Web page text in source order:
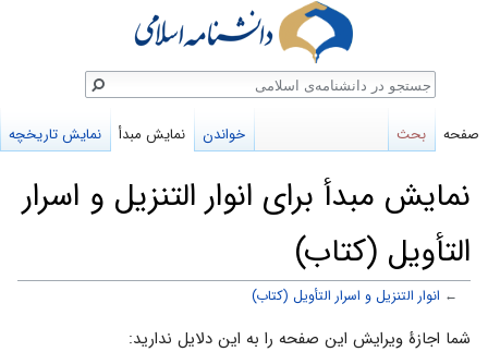
نمایش مبدأ برای انوار التنزیل و اسرار
التأویل (کتاب)
← انوار التنزیل و اسرار التأویل (کتاب)
پرش
پرش
شما اجازهٔ ویرایش این صفحه را به این دلایل ندارید:
صفحه بحث خواندن نمایش مبدأ نمایش تاریخچه
جستجو